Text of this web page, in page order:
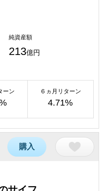
純資産額
213億円
ーン ６ヵ月リターン
4.71%
購入